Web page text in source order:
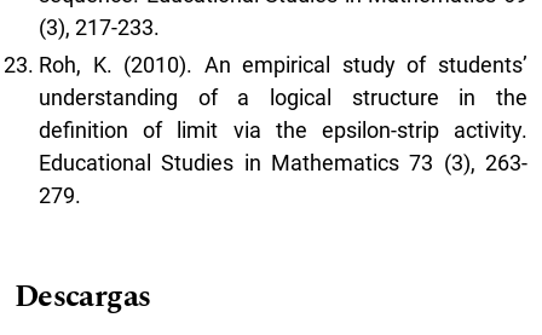
(3), 217-233.
Roh, K. (2010). An empirical study of students’
understanding of a logical structure in the
definition of limit via the epsilon-strip activity.
Educational Studies in Mathematics 73 (3), 263-
279.
Descargas